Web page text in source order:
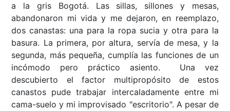
a la gris Bogotá. Las sillas, sillones y mesas,
abandonaron mi vida y me dejaron, en reemplazo,
dos canastas: una para la ropa sucia y otra para la
basura. La primera, por altura, servía de mesa, y la
segunda, más pequeña, cumplía las funciones de un
incómodo pero práctico asiento. Una vez
descubierto el factor multipropósito de estos
canastos pude trabajar intercaladamente entre mi
cama-suelo y mi improvisado "escritorio". A pesar de